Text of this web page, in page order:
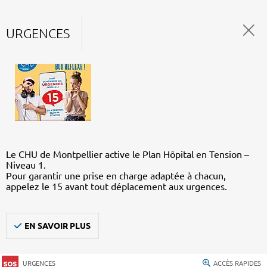
URGENCES
Le CHU de Montpellier active le Plan Hôpital en Tension –
Niveau 1.
Pour garantir une prise en charge adaptée à chacun,
appelez le 15 avant tout déplacement aux urgences.
EN SAVOIR PLUS
URGENCES ACCÈS RAPIDES